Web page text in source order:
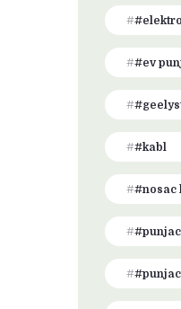
#ev
#kabl
#nosac